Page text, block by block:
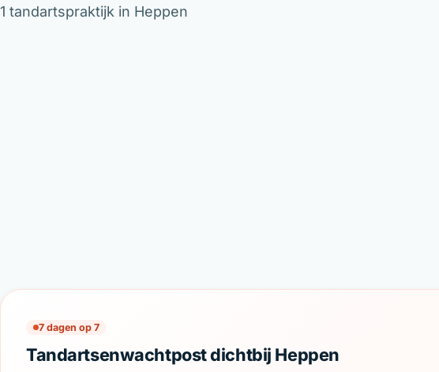
1 tandartspraktijk in Heppen
7 dagen op 7
Tandartsenwachtpost dichtbij Heppen